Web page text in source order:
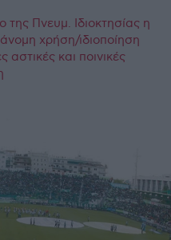
της Πνευμ. Ιδιοκτησίας η
χρήση/ιδιοποίηση
και ποινικές